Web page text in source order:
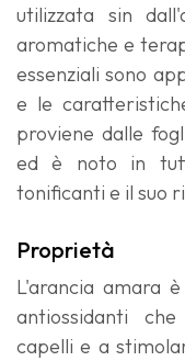
utilizzata sin
aromatiche e
essenziali sono
e le
proviene dalle
ed è noto in
tonificanti e il suo
Proprietà
L'arancia amara
antiossidanti
capelli e a